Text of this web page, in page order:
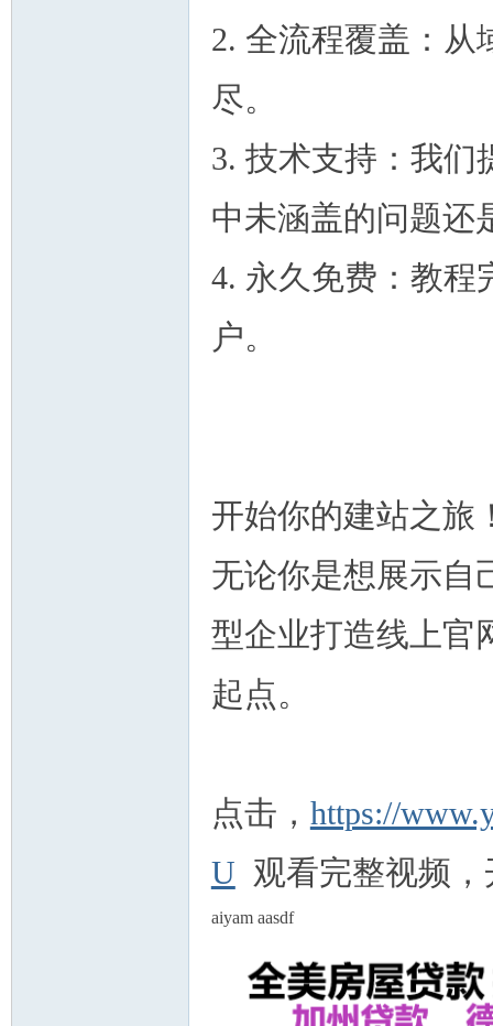
2. 全流程覆盖：从
尽。
3. 技术支持：我们
中未涵盖的问题还
4. 永久免费：教程
户。
开始你的建站之旅
无论你是想展示自
型企业打造线上官
起点。
点击， https://
U 观看完整视频
aiyam aasdf